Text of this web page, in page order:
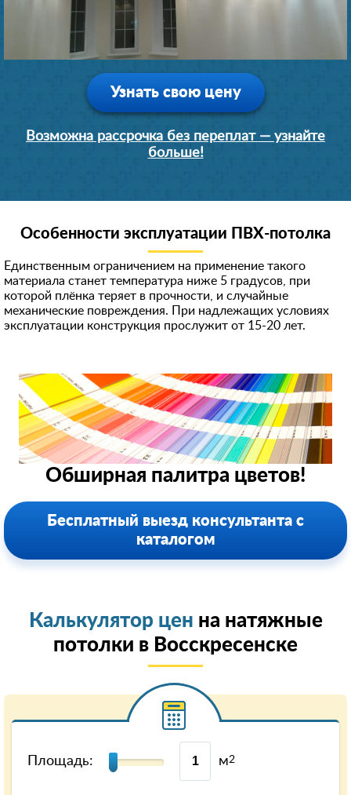
Узнать свою цену
Возможна рассрочка без переплат — узнайте
больше!
Особенности эксплуатации ПВХ-потолка
Единственным ограничением на применение такого
материала станет температура ниже 5 градусов, при
которой плёнка теряет в прочности, и случайные
механические повреждения. При надлежащих условиях
эксплуатации конструкция прослужит от 15-20 лет.
Обширная палитра цветов!
Бесплатный выезд консультанта с
каталогом
Калькулятор цен на натяжные
потолки в Восскресенске
Площадь: м2